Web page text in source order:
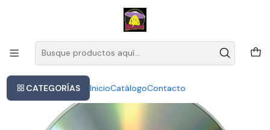
CATEGORÍAS InicioCatálogoContacto
Este es el texto del slide